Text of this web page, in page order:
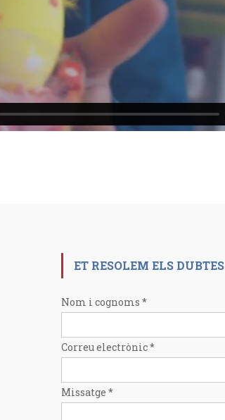
ET RESOLEM ELS DUBTES
Nom i cognoms *
Correu electrònic*
Missatge *